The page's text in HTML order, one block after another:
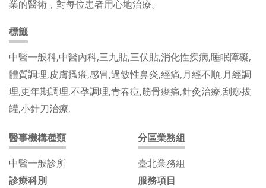
業的醫術，對每位患者用心地治療。
標籤
中醫一般科,中醫內科,三九貼,三伏貼,消化性疾病,睡眠障礙,
體質調理,皮膚搔癢,感冒,過敏性鼻炎,經痛,月經不順,月經調
理,更年期調理,不孕調理,青春痘,筋骨痠痛,針灸治療,刮痧拔
罐,小針刀治療,
醫事機構種類
中醫一般診所
分區業務組
臺北業務組
診療科別
服務項目